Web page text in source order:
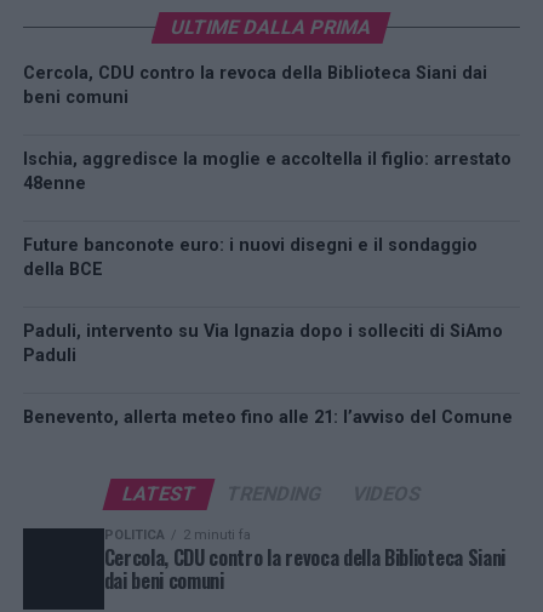
ULTIME DALLA PRIMA
Cercola, CDU contro la revoca della Biblioteca Siani dai
beni comuni
Ischia, aggredisce la moglie e accoltella il figlio: arrestato
48enne
Future banconote euro: i nuovi disegni e il sondaggio
della BCE
Paduli, intervento su Via Ignazia dopo i solleciti di SiAmo
Paduli
Benevento, allerta meteo fino alle 21: l’avviso del Comune
LATEST
POLITICA 2 minuti fa
Cercola, CDU contro la revoca della Biblioteca Siani
dai beni comuni